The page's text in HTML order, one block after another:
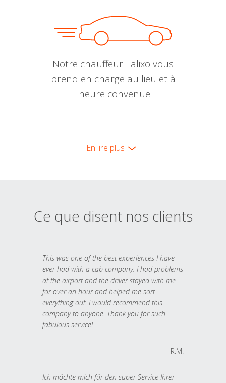
Notre chauffeur Talixo vous
prend en charge au lieu et à
l'heure convenue.
En lire plus
Ce que disent nos clients
This was one of the best experiences I have
ever had with a cab company. I had problems
at the airport and the driver stayed with me
for over an hour and helped me sort
everything out. I would recommend this
company to anyone. Thank you for such
fabulous service!
R.M.
Ich möchte mich für den super Service Ihrer